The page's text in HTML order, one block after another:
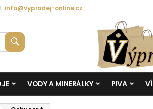
info@vyprodej-online.cz
VODY A MINERÁLKY PIVA